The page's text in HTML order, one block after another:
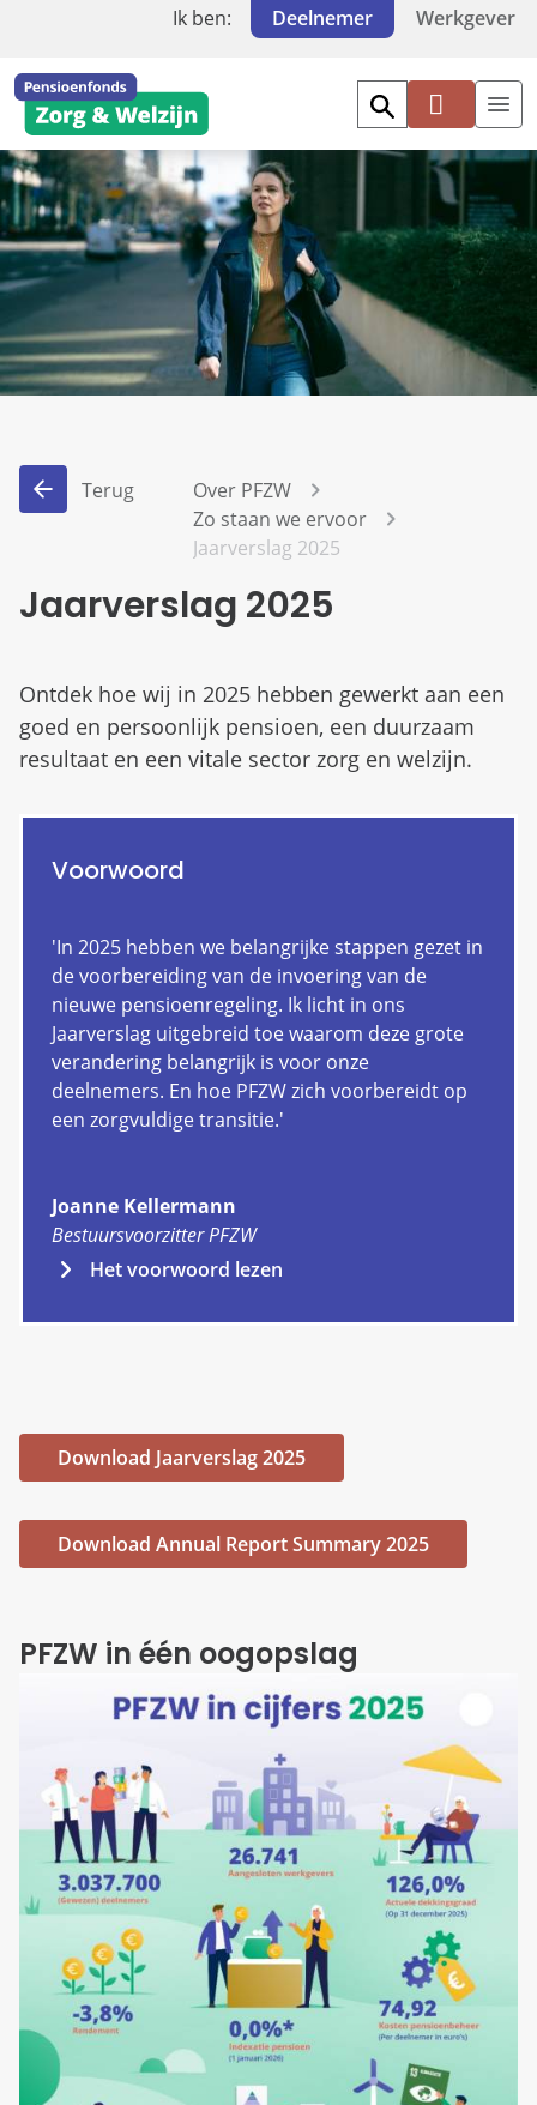
Ik ben: Deelnemer Werkgever
Mi
jn
PF
Z
W
Terug
Over PFZW
Zo staan we ervoor
Jaarverslag 2025
Jaarverslag 2025
Ontdek hoe wij in 2025 hebben gewerkt aan een
goed en persoonlijk pensioen, een duurzaam
resultaat en een vitale sector zorg en welzijn.
Voorwoord
'In 2025 hebben we belangrijke stappen gezet in
de voorbereiding van de invoering van de
nieuwe pensioenregeling. Ik licht in ons
Jaarverslag uitgebreid toe waarom deze grote
verandering belangrijk is voor onze
deelnemers. En hoe PFZW zich voorbereidt op
een zorgvuldige transitie.'
Joanne Kellermann
Bestuursvoorzitter PFZW
Het voorwoord lezen
Download Jaarverslag 2025
Download Annual Report Summary 2025
PFZW in één oogopslag